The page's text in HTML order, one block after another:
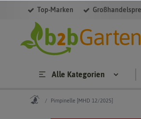
Top-Marken
Alle Kategorien
Pimpinelle [MHD 12/2025]